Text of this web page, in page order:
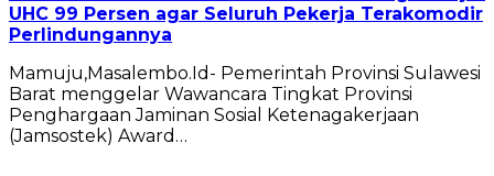
UHC 99 Persen agar Seluruh Pekerja Terakomodir
Perlindungannya
Mamuju,Masalembo.Id- Pemerintah Provinsi Sulawesi
Barat menggelar Wawancara Tingkat Provinsi
Penghargaan Jaminan Sosial Ketenagakerjaan
(Jamsostek) Award…